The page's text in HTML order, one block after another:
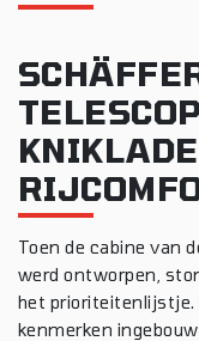
Toen de cabine van
werd ontworpen,
het prioriteitenlijstje.
kenmerken